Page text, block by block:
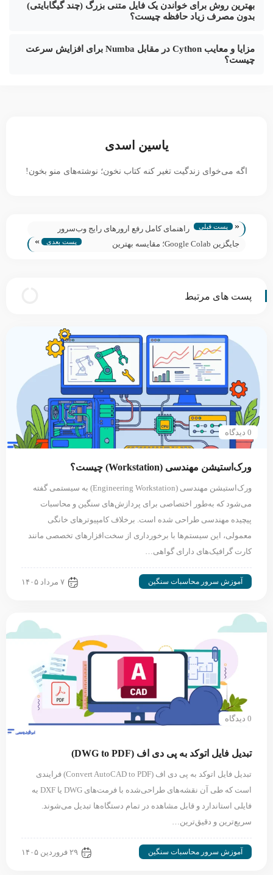
بهترین روش برای خواندن یک فایل متنی بزرگ (چند گیگابایتی)
بدون مصرف زیاد حافظه چیست؟
مزایا و معایب Cython در مقابل Numba برای افزایش سرعت
چیست؟
یاسین اسدی
اگه می‌خوای زندگیت تغیر کنه کتاب نخون؛ نوشته‌های منو بخون!
« پست قبلی
راهنمای کامل رفع ارورهای رایج وب‌سرور
جایگزین Google Colab؛ مقایسه بهترین
پست بعدی »
پست های مرتبط
0 دیدگاه
ورک‌استیشن مهندسی (Workstation) چیست؟
ورک‌استیشن مهندسی (Engineering Workstation) به سیستمی گفته
می‌شود که به‌طور اختصاصی برای پردازش‌های سنگین و محاسبات
پیچیده مهندسی طراحی شده است. برخلاف کامپیوترهای خانگی
معمولی، این سیستم‌ها با برخورداری از سخت‌افزارهای تخصصی مانند
کارت گرافیک‌های دارای گواهی…
آموزش سرور محاسبات سنگین ۷ مرداد ۱۴۰۵
0 دیدگاه
تبدیل فایل اتوکد به پی دی اف (DWG to PDF)
تبدیل فایل اتوکد به پی دی اف (Convert AutoCAD to PDF) فرایندی
است که طی آن نقشه‌های طراحی‌شده با فرمت‌های DWG یا DXF به
فایلی استاندارد و قابل مشاهده در تمام دستگاه‌ها تبدیل می‌شوند.
سریع‌ترین و دقیق‌ترین…
آموزش سرور محاسبات سنگین ۲۹ فروردین ۱۴۰۵